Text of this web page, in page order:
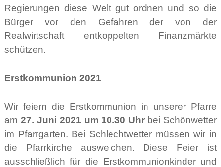
Regierungen diese Welt gut ordnen und so die
Bürger vor den Gefahren der von der
Realwirtschaft entkoppelten Finanzmärkte
schützen.
Erstkommunion 2021
Wir feiern die Erstkommunion in unserer Pfarre
am 27. Juni 2021 um 10.30 Uhr bei Schönwetter
im Pfarrgarten. Bei Schlechtwetter müssen wir in
die Pfarrkirche ausweichen. Diese Feier ist
ausschließlich für die Erstkommunionkinder und